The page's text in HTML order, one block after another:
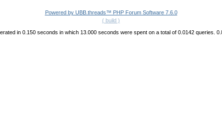
Powered by UBB.threads™ PHP Forum Software 7.6.0
( build )
in 0.150 seconds in which 13.000 seconds were spent on a total of 0.0142 queries.